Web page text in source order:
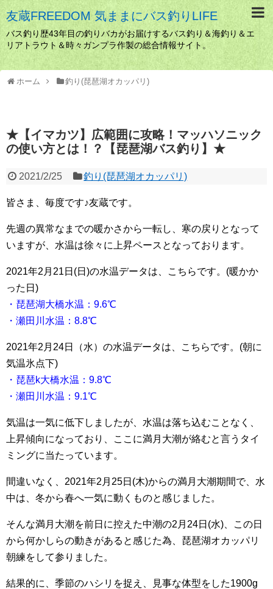
友蔵FREEDOM 気ままにバス釣りLIFE
バス釣り歴43年目の釣りバカがお届けするバス釣り＆海釣り＆エ
リアトラウト＆時々ガンプラ作製の総合情報サイト。
ホーム 釣り(琵琶湖オカッパリ)
★【イマカツ】広範囲に攻略！マッハソニック
の使い方とは！？【琵琶湖バス釣り】★
2021/2/25 釣り(琵琶湖オカッパリ)
皆さま、毎度です♪友蔵です。
先週の異常なまでの暖かさから一転し、寒の戻りとなって
いますが、水温は徐々に上昇ペースとなっております。
2021年2月21日(日)の水温データは、こちらです。(暖かか
った日)
・琵琶湖大橋水温：9.6℃
・瀬田川水温：8.8℃
2021年2月24日（水）の水温データは、こちらです。(朝に
気温氷点下)
・琵琶k大橋水温：9.8℃
・瀬田川水温：9.1℃
気温は一気に低下しましたが、水温は落ち込むことなく、
上昇傾向になっており、ここに満月大潮が絡むと言うタイ
ミングに当たっています。
間違いなく、2021年2月25日(木)からの満月大潮期間で、水
中は、冬から春へ一気に動くものと感じました。
そんな満月大潮を前日に控えた中潮の2月24日(水)、この日
から何かしらの動きがあると感じた為、琵琶湖オカッパリ
朝練をして参りました。
結果的に、季節のハシリを捉え、見事な体型をした1900g